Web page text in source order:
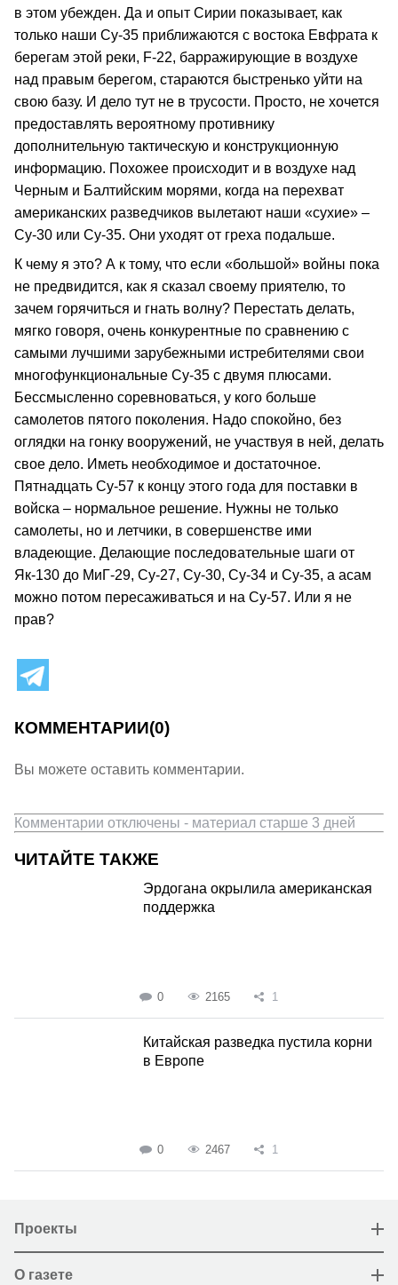
в этом убежден. Да и опыт Сирии показывает, как
только наши Су‑35 приближаются с востока Евфрата к
берегам этой реки, F‑22, барражирующие в воздухе
над правым берегом, стараются быстренько уйти на
свою базу. И дело тут не в трусости. Просто, не хочется
предоставлять вероятному противнику
дополнительную тактическую и конструкционную
информацию. Похожее происходит и в воздухе над
Черным и Балтийским морями, когда на перехват
американских разведчиков вылетают наши «сухие» –
Су‑30 или Су‑35. Они уходят от греха подальше.
К чему я это? А к тому, что если «большой» войны пока
не предвидится, как я сказал своему приятелю, то
зачем горячиться и гнать волну? Перестать делать,
мягко говоря, очень конкурентные по сравнению с
самыми лучшими зарубежными истребителями свои
многофункциональные Су‑35 с двумя плюсами.
Бессмысленно соревноваться, у кого больше
самолетов пятого поколения. Надо спокойно, без
оглядки на гонку вооружений, не участвуя в ней, делать
свое дело. Иметь необходимое и достаточное.
Пятнадцать Су‑57 к концу этого года для поставки в
войска – нормальное решение. Нужны не только
самолеты, но и летчики, в совершенстве ими
владеющие. Делающие последовательные шаги от
Як‑130 до МиГ‑29, Су‑27, Су‑30, Су‑34 и Су‑35, а асам
можно потом пересаживаться и на Су‑57. Или я не
прав?
КОММЕНТАРИИ(0)
Вы можете оставить комментарии.
Комментарии отключены - материал старше 3 дней
ЧИТАЙТЕ ТАКЖЕ
Эрдогана окрылила американская
поддержка
0 2165 1
Китайская разведка пустила корни
в Европе
0 2467 1
Проекты
О газете